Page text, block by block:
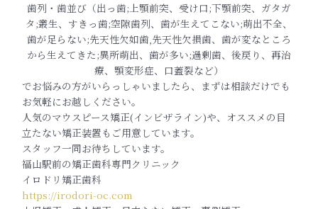
歯列・歯並び（出っ歯;上顎前突、受け口;下顎前突、ガタガ
タ;叢生、すきっ歯;空隙歯列、歯が生えてこない;萌出不全、
歯が足らない;先天性欠如歯,先天性欠損歯、歯が変なところ
から生えてきた;異所萌出、歯が多い;過剰歯、後戻り、再治
療、顎変形症、口蓋裂など）
でお悩みの方がいらっしゃいましたら、まずは相談だけでも
お気軽にお越しください。
人気のマウスピース矯正(インビザライン)や、オススメの目
立たない矯正装置もご用意しています。
スタッフ一同お待ちしています。
福山駅前の矯正歯科専門クリニック
イロドリ矯正歯科
https://irodori-oc.com